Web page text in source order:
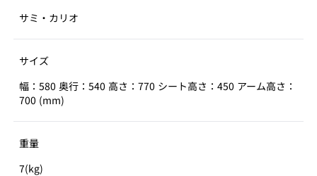
サミ・カリオ
サイズ
幅：580 奥行：540 高さ：770 シート高さ：450 アーム高さ：
700 (mm)
重量
7(kg)